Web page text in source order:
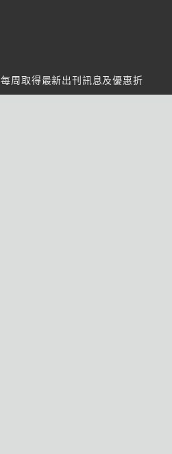
每周取得最新出刊訊息及優惠折